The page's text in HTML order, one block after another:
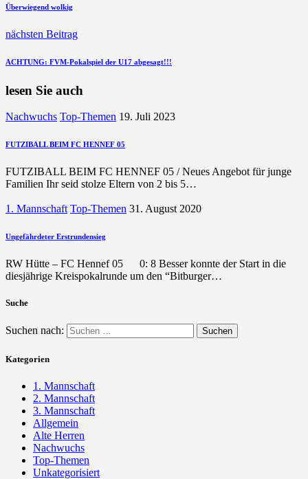
Überwiegend wolkig
nächsten Beitrag
ACHTUNG: FVM-Pokalspiel der U17 abgesagt!!!
lesen Sie auch
Nachwuchs Top-Themen 19. Juli 2023
FUTZIBALL BEIM FC HENNEF 05
FUTZIBALL BEIM FC HENNEF 05 / Neues Angebot für junge
Familien Ihr seid stolze Eltern von 2 bis 5…
1. Mannschaft Top-Themen 31. August 2020
Ungefährdeter Erstrundensieg
RW Hütte – FC Hennef 05 0: 8 Besser konnte der Start in die
diesjährige Kreispokalrunde um den “Bitburger…
Suche
Suchen nach:
Kategorien
1. Mannschaft
2. Mannschaft
3. Mannschaft
Allgemein
Alte Herren
Nachwuchs
Top-Themen
Unkategorisiert